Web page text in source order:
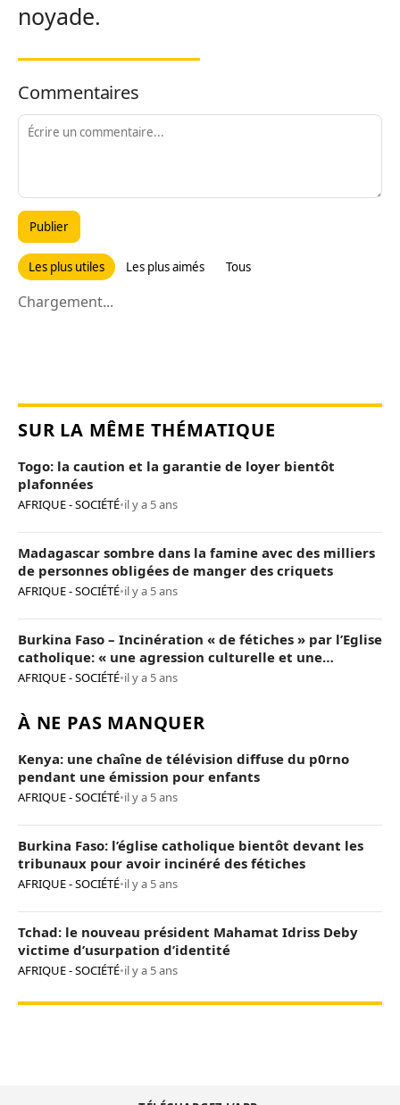
noyade.
Commentaires
Publier
Les plus utiles Les plus aimés Tous
Chargement...
SUR LA MÊME THÉMATIQUE
Togo: la caution et la garantie de loyer bientôt
plafonnées
AFRIQUE - SOCIÉTÉ•il y a 5 ans
Madagascar sombre dans la famine avec des milliers
de personnes obligées de manger des criquets
AFRIQUE - SOCIÉTÉ•il y a 5 ans
Burkina Faso – Incinération « de fétiches » par l’Eglise
catholique: « une agression culturelle et une
provocation de trop »
AFRIQUE - SOCIÉTÉ•il y a 5 ans
À NE PAS MANQUER
Kenya: une chaîne de télévision diffuse du p0rno
pendant une émission pour enfants
AFRIQUE - SOCIÉTÉ•il y a 5 ans
Burkina Faso: l’église catholique bientôt devant les
tribunaux pour avoir incinéré des fétiches
AFRIQUE - SOCIÉTÉ•il y a 5 ans
Tchad: le nouveau président Mahamat Idriss Deby
victime d’usurpation d’identité
AFRIQUE - SOCIÉTÉ•il y a 5 ans